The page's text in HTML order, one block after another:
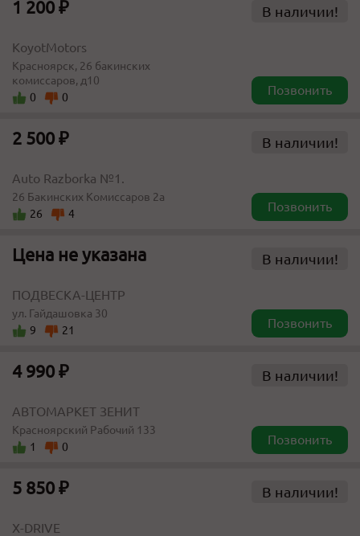
1 200 ₽ В наличии!
KoyotMotors
Красноярск, 26 бакинских
комиссаров, д10
0
0 Позвонить
2 500 ₽ В наличии!
Auto Razborka №1.
26 Бакинских Комиссаров 2а
26
4 Позвонить
Цена не указана В наличии!
ПОДВЕСКА-ЦЕНТР
ул. Гайдашовка 30
9
21 Позвонить
4 990 ₽ В наличии!
АВТОМАРКЕТ ЗЕНИТ
Красноярский Рабочий 133
1
0 Позвонить
5 850 ₽ В наличии!
X-DRIVE